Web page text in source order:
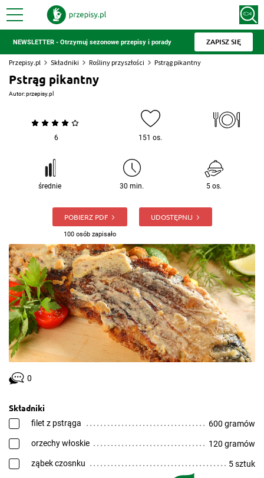
NEWSLETTER - Otrzymuj sezonowe przepisy i porady ZAPISZ SIĘ
Przepisy.pl Składniki Rośliny przyszłości Pstrąg pikantny
Pstrąg pikantny
Autor:przepisy.pl
6 151 os.
średnie 30 min. 5 os.
POBIERZ PDF
100 osób zapisało
UDOSTĘPNIJ
0
Składniki
filet z pstrąga 600 gramów
orzechy włoskie 120 gramów
ząbek czosnku 5 sztuk